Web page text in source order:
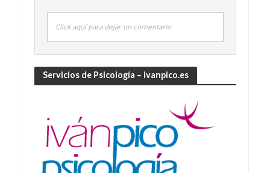
Click aquí para dejar un comentario
Servicios de Psicología – ivanpico.es